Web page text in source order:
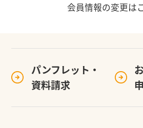
会員情報の変更は
パンフレット・
資料請求